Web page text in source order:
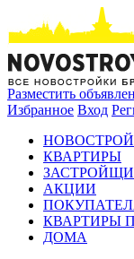
Разместить
Избранное Вход
КВАРТИРЫ
АКЦИИ
КВАРТИРЫ
ДОМА